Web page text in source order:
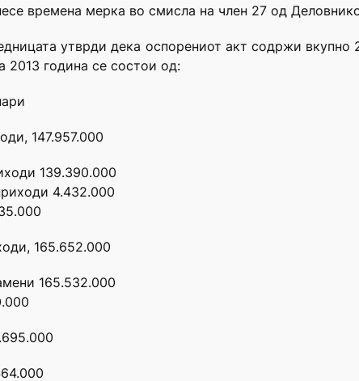
времена мерка во смисла на член 27 од
утврди дека оспорениот акт содржи вкупно
2013 година се состои од:
147.957.000
139.390.000
4.432.000
165.652.000
165.532.000